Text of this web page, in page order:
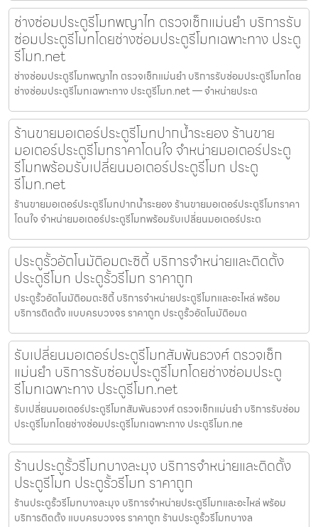
ช่างซ่อมประตูรีโมทพญาไท ตรวจเช็กแม่นยำ บริการรับ
ซ่อมประตูรีโมทโดยช่างซ่อมประตูรีโมทเฉพาะทาง ประตู
รีโมท.net
ช่างซ่อมประตูรีโมทพญาไท ตรวจเช็กแม่นยำ บริการรับซ่อมประตูรีโมทโดย
ช่างซ่อมประตูรีโมทเฉพาะทาง ประตูรีโมท.net — จำหน่ายประต
ร้านขายมอเตอร์ประตูรีโมทปากน้ำระยอง ร้านขาย
มอเตอร์ประตูรีโมทราคาโดนใจ จำหน่ายมอเตอร์ประตู
รีโมทพร้อมรับเปลี่ยนมอเตอร์ประตูรีโมท ประตู
รีโมท.net
ร้านขายมอเตอร์ประตูรีโมทปากน้ำระยอง ร้านขายมอเตอร์ประตูรีโมทราคา
โดนใจ จำหน่ายมอเตอร์ประตูรีโมทพร้อมรับเปลี่ยนมอเตอร์ประต
ประตูรั้วอัตโนมัติอมตะซิตี้ บริการจำหน่ายและติดตั้ง
ประตูรีโมท ประตูรั้วรีโมท ราคาถูก
ประตูรั้วอัตโนมัติอมตะซิตี้ บริการจำหน่ายประตูรีโมทและอะไหล่ พร้อม
บริการติดตั้ง แบบครบวงจร ราคาถูก ประตูรั้วอัตโนมัติอมต
รับเปลี่ยนมอเตอร์ประตูรีโมทสัมพันธวงศ์ ตรวจเช็ก
แม่นยำ บริการรับซ่อมประตูรีโมทโดยช่างซ่อมประตู
รีโมทเฉพาะทาง ประตูรีโมท.net
รับเปลี่ยนมอเตอร์ประตูรีโมทสัมพันธวงศ์ ตรวจเช็กแม่นยำ บริการรับซ่อม
ประตูรีโมทโดยช่างซ่อมประตูรีโมทเฉพาะทาง ประตูรีโมท.ne
ร้านประตูรั้วรีโมทบางละมุง บริการจำหน่ายและติดตั้ง
ประตูรีโมท ประตูรั้วรีโมท ราคาถูก
ร้านประตูรั้วรีโมทบางละมุง บริการจำหน่ายประตูรีโมทและอะไหล่ พร้อม
บริการติดตั้ง แบบครบวงจร ราคาถูก ร้านประตูรั้วรีโมทบางล